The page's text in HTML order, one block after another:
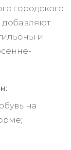
городского
добавляют
и
на